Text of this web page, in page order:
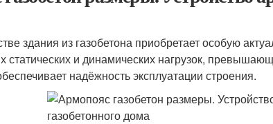
здания из газобетона приобретает особую
статических и динамических нагрузок,
надёжность эксплуатации строения.